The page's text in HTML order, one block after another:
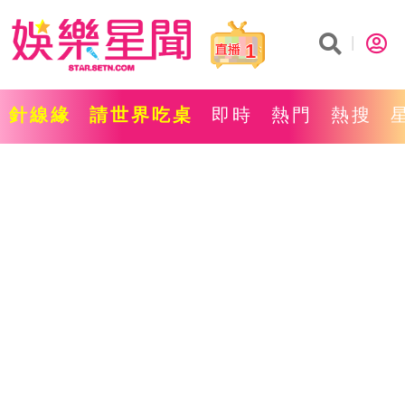
1
針線緣 請世界吃桌 即時 熱門 熱搜